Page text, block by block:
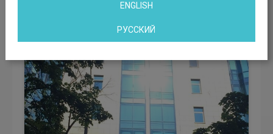
Київ, пер. Хрестовий, 2
ENGLISH
РУССКИЙ